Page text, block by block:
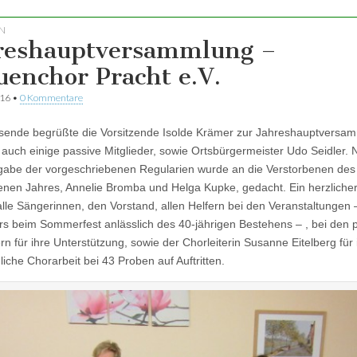
–
Pracht e.V.
• 0 Kommentare
begrüßte die Vorsitzende Isolde Krämer zur
einige passive Mitglieder, sowie Ortsbürgermeister Udo Seidler.
der vorgeschriebenen Regularien wurde an die Verstorbenen des
Jahres, Annelie Bromba und Helga Kupke, gedacht. Ein
Sängerinnen, den Vorstand, allen Helfern bei den Veranstaltungen
beim Sommerfest anlässlich des 40-jährigen Bestehens – , bei den
für ihre Unterstützung, sowie der Chorleiterin Susanne Eitelberg für
Chorarbeit bei 43 Proben auf Auftritten.